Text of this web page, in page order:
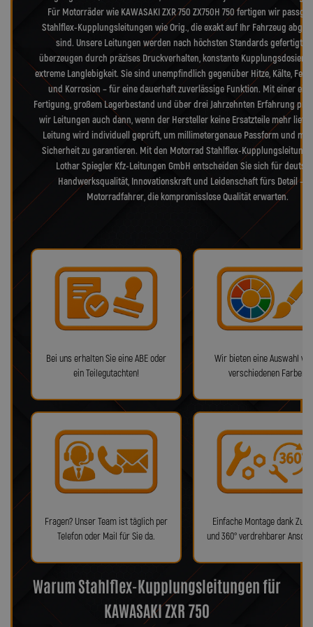
Für Motorräder wie KAWASAKI ZXR 750 ZX750H 750 fertigen wir
Stahlflex-Kupplungsleitungen wie Orig., die exakt auf Ihr Fahrzeug
sind. Unsere Leitungen werden nach höchsten Standards gefertigt
überzeugen durch präzises Druckverhalten, konstante
extreme Langlebigkeit. Sie sind unempfindlich gegenüber Hitze, Kälte,
und Korrosion – für eine dauerhaft zuverlässige Funktion. Mit einer
Fertigung, großem Lagerbestand und über drei Jahrzehnten Erfahrung
wir Leitungen auch dann, wenn der Hersteller keine Ersatzteile mehr
Leitung wird individuell geprüft, um millimetergenaue Passform und
Sicherheit zu garantieren. Mit den Motorrad Stahlflex-
Lothar Spiegler Kfz-Leitungen GmbH entscheiden Sie sich für
Handwerksqualität, Innovationskraft und Leidenschaft fürs Detail –
Motorradfahrer, die kompromisslose Qualität erwarten.
Bei uns erhalten Sie eine ABE oder
ein Teilegutachten!
Wir bieten eine Auswahl
verschiedenen Farben!
Fragen? Unser Team ist täglich per
Telefon oder Mail für Sie da.
Einfache Montage dank
und 360° verdrehbarer
Warum Stahlflex-Kupplungsleitungen für
KAWASAKI ZXR 750